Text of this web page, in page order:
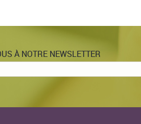
À NOTRE NEWSLETTER